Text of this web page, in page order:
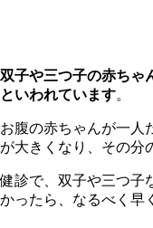
双子や三つ子の赤ちゃ
といわれています。
お腹の赤ちゃんが一人
が大きくなり、その分
健診で、双子や三つ子
かったら、なるべく早